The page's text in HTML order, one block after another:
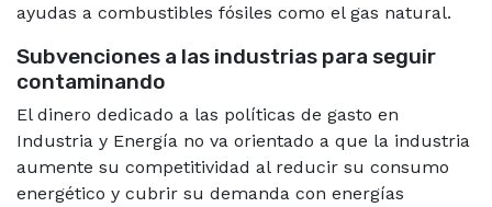
ayudas a combustibles fósiles como el gas natural.
Subvenciones a las industrias para seguir
contaminando
El dinero dedicado a las políticas de gasto en
Industria y Energía no va orientado a que la industria
aumente su competitividad al reducir su consumo
energético y cubrir su demanda con energías